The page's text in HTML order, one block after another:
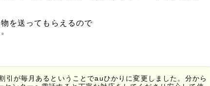
を送ってもらえるので
引が毎月あるということでauひかりに変更しました。分から